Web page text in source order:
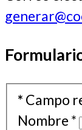
* Campo
Nombre *